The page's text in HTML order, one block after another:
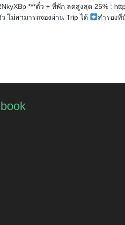
***ตั๋ว + ที่พัก ลดสูงสุด 25% :
ไม่สามารถจองผ่าน Trip ได้
สำรองที่